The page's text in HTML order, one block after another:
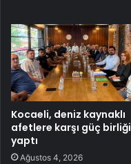
Kocaeli, deniz kaynaklı
afetlere karşı güç birliği
yaptı
Ağustos 4, 2026